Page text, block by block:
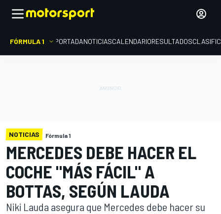
FÓRMULA 1 PORTADANOTICIASCALENDARIORESULTADOS
NOTICIAS Fórmula 1
MERCEDES DEBE HACER EL
COCHE "MÁS FÁCIL" A
BOTTAS, SEGÚN LAUDA
Niki Lauda asegura que Mercedes debe hacer su